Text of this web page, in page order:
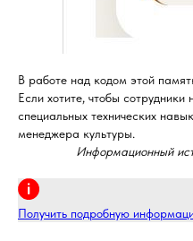
В работе над кодом этой
Если хотите, чтобы
специальных технических
менеджера культуры.
Информационный
Получить подробную